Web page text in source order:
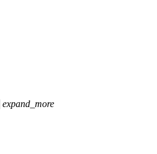
expand_more